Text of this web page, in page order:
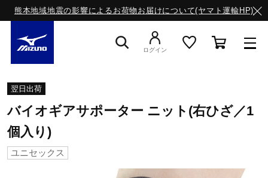
熊本地域地震の影響によるお荷物お届けについて(ヤマト運輸HP)
ライフスタイルウエア
ログイン
翌日出荷
バイオギアサポーター ニット(右ひざ／1
個入り)
ユニセックス